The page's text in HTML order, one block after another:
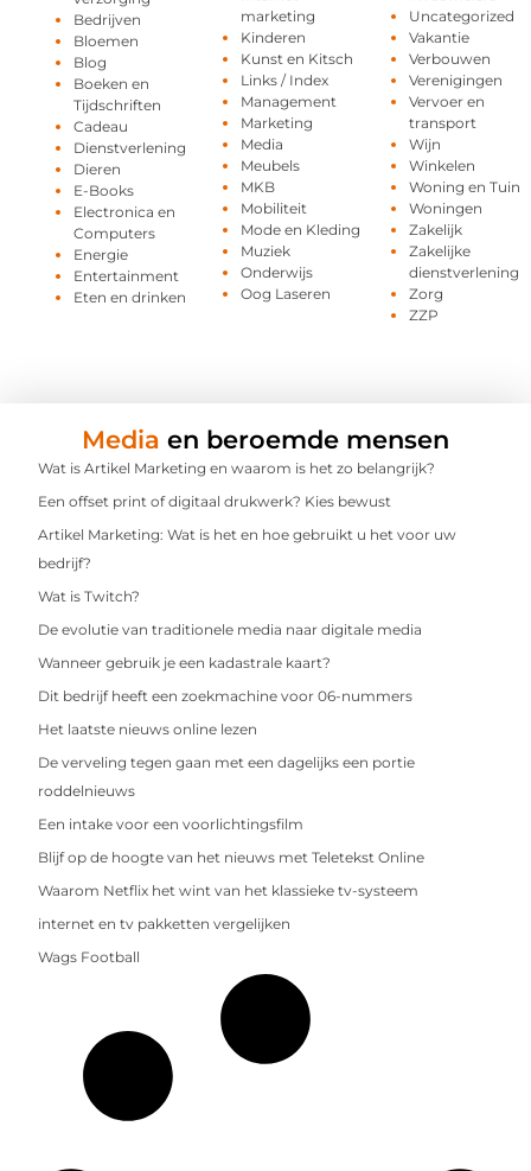
Bedrijven
Bloemen
Blog
Boeken en
Tijdschriften
Cadeau
Dienstverlening
Dieren
E-Books
Electronica en
Computers
Energie
Entertainment
Eten en drinken
marketing
Kinderen
Kunst en Kitsch
Links / Index
Management
Marketing
Media
Meubels
MKB
Mobiliteit
Mode en Kleding
Muziek
Onderwijs
Oog Laseren
Uncategorized
Vakantie
Verbouwen
Verenigingen
Vervoer en
transport
Wijn
Winkelen
Woning en Tuin
Woningen
Zakelijk
Zakelijke
dienstverlening
Zorg
ZZP
Media en beroemde mensen
Wat is Artikel Marketing en waarom is het zo belangrijk?
Een offset print of digitaal drukwerk? Kies bewust
Artikel Marketing: Wat is het en hoe gebruikt u het voor uw
bedrijf?
Wat is Twitch?
De evolutie van traditionele media naar digitale media
Wanneer gebruik je een kadastrale kaart?
Dit bedrijf heeft een zoekmachine voor 06-nummers
Het laatste nieuws online lezen
De verveling tegen gaan met een dagelijks een portie
roddelnieuws
Een intake voor een voorlichtingsfilm
Blijf op de hoogte van het nieuws met Teletekst Online
Waarom Netflix het wint van het klassieke tv-systeem
internet en tv pakketten vergelijken
Wags Football